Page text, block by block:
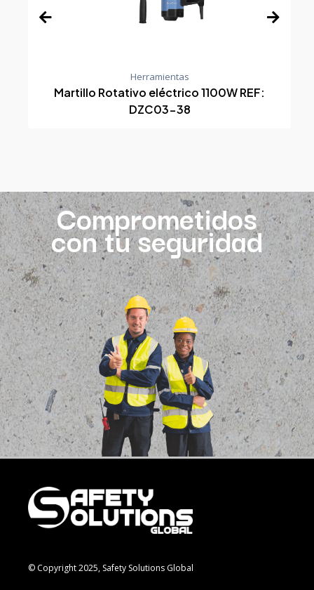
Herramientas
Martillo Rotativo eléctrico 1100W REF:
DZC03-38
Comprometidos
con tu seguridad
© Copyright 2025, Safety Solutions Global